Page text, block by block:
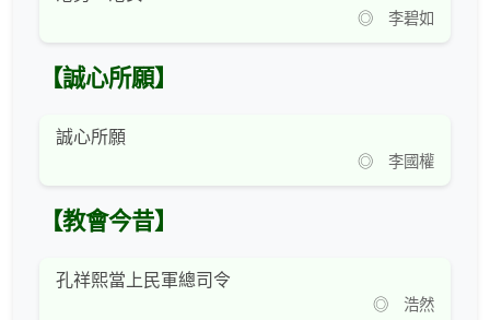
◎ 李碧如
【誠心所願】
誠心所願
◎ 李國權
【教會今昔】
孔祥熙當上民軍總司令
◎ 浩然